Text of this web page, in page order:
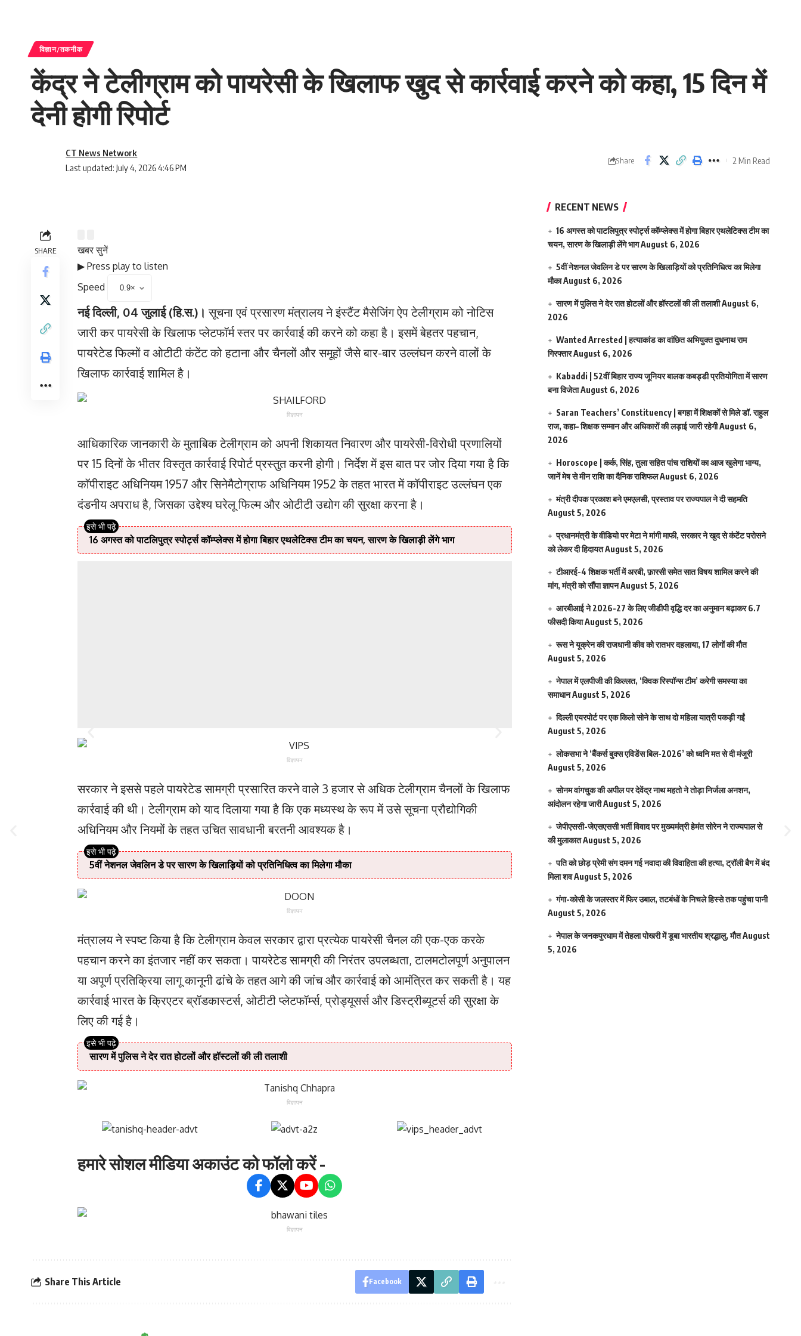
विज्ञान/तकनीक
केंद्र ने टेलीग्राम को पायरेसी के खिलाफ खुद से कार्रवाई करने को कहा, 15 दिन में
देनी होगी रिपोर्ट
Last updated: July 4, 2026 4:46 PM
CT News Network
Share 2 Min Read
SHARE
खबर सुनें
▶ Press play to listen
Speed
नई दिल्ली, 04 जुलाई (हि.स.)। सूचना एवं प्रसारण मंत्रालय ने इंस्टैंट मैसेजिंग ऐप टेलीग्राम को नोटिस
जारी कर पायरेसी के खिलाफ प्लेटफॉर्म स्तर पर कार्रवाई की करने को कहा है। इसमें बेहतर पहचान,
पायरेटेड फिल्मों व ओटीटी कंटेंट को हटाना और चैनलों और समूहों जैसे बार-बार उल्लंघन करने वालों के
खिलाफ कार्रवाई शामिल है।
विज्ञापन
आधिकारिक जानकारी के मुताबिक टेलीग्राम को अपनी शिकायत निवारण और पायरेसी-विरोधी प्रणालियों
पर 15 दिनों के भीतर विस्तृत कार्रवाई रिपोर्ट प्रस्तुत करनी होगी। निर्देश में इस बात पर जोर दिया गया है कि
कॉपीराइट अधिनियम 1957 और सिनेमैटोग्राफ अधिनियम 1952 के तहत भारत में कॉपीराइट उल्लंघन एक
दंडनीय अपराध है, जिसका उद्देश्य घरेलू फिल्म और ओटीटी उद्योग की सुरक्षा करना है।
16 अगस्त को पाटलिपुत्र स्पोर्ट्स कॉम्प्लेक्स में होगा बिहार एथलेटिक्स टीम का चयन, सारण के खिलाड़ी लेंगे भाग
विज्ञापन
सरकार ने इससे पहले पायरेटेड सामग्री प्रसारित करने वाले 3 हजार से अधिक टेलीग्राम चैनलों के खिलाफ
कार्रवाई की थी। टेलीग्राम को याद दिलाया गया है कि एक मध्यस्थ के रूप में उसे सूचना प्रौद्योगिकी
अधिनियम और नियमों के तहत उचित सावधानी बरतनी आवश्यक है।
5वीं नेशनल जेवलिन डे पर सारण के खिलाड़ियों को प्रतिनिधित्व का मिलेगा मौका
विज्ञापन
मंत्रालय ने स्पष्ट किया है कि टेलीग्राम केवल सरकार द्वारा प्रत्येक पायरेसी चैनल की एक-एक करके
पहचान करने का इंतजार नहीं कर सकता। पायरेटेड सामग्री की निरंतर उपलब्धता, टालमटोलपूर्ण अनुपालन
या अपूर्ण प्रतिक्रिया लागू कानूनी ढांचे के तहत आगे की जांच और कार्रवाई को आमंत्रित कर सकती है। यह
कार्रवाई भारत के क्रिएटर ब्रॉडकास्टर्स, ओटीटी प्लेटफॉर्म्स, प्रोड्यूसर्स और डिस्ट्रीब्यूटर्स की सुरक्षा के
लिए की गई है।
सारण में पुलिस ने देर रात होटलों और हॉस्टलों की ली तलाशी
विज्ञापन
हमारे सोशल मीडिया अकाउंट को फॉलो करें -
विज्ञापन
Share This Article Facebook
RECENT NEWS
16 अगस्त को पाटलिपुत्र स्पोर्ट्स कॉम्प्लेक्स में होगा बिहार एथलेटिक्स टीम का
चयन, सारण के खिलाड़ी लेंगे भागAugust 6, 2026
5वीं नेशनल जेवलिन डे पर सारण के खिलाड़ियों को प्रतिनिधित्व का मिलेगा
मौकाAugust 6, 2026
सारण में पुलिस ने देर रात होटलों और हॉस्टलों की ली तलाशीAugust 6,
2026
Wanted Arrested | हत्याकांड का वांछित अभियुक्त दुधनाथ राम
गिरफ्तारAugust 6, 2026
Kabaddi | 52वीं बिहार राज्य जूनियर बालक कबड्डी प्रतियोगिता में सारण
बना विजेताAugust 6, 2026
Saran Teachers’ Constituency | बगहा में शिक्षकों से मिले डॉ. राहुल
राज, कहा– शिक्षक सम्मान और अधिकारों की लड़ाई जारी रहेगीAugust 6,
2026
Horoscope | कर्क, सिंह, तुला सहित पांच राशियों का आज खुलेगा भाग्य,
जानें मेष से मीन राशि का दैनिक राशिफलAugust 6, 2026
मंत्री दीपक प्रकाश बने एमएलसी, प्रस्ताव पर राज्यपाल ने दी सहमति
August 5, 2026
प्रधानमंत्री के वीडियो पर मेटा ने मांगी माफी, सरकार ने खुद से कंटेंट परोसने
को लेकर दी हिदायतAugust 5, 2026
टीआरई-4 शिक्षक भर्ती में अरबी, फ़ारसी समेत सात विषय शामिल करने की
मांग, मंत्री को सौंपा ज्ञापनAugust 5, 2026
आरबीआई ने 2026-27 के लिए जीडीपी वृद्धि दर का अनुमान बढ़ाकर 6.7
फीसदी कियाAugust 5, 2026
रूस ने यूक्रेन की राजधानी कीव को रातभर दहलाया, 17 लोगों की मौत
August 5, 2026
नेपाल में एलपीजी की किल्लत, ‘क्विक रिस्पॉन्स टीम’ करेगी समस्या का
समाधानAugust 5, 2026
दिल्ली एयरपोर्ट पर एक किलो सोने के साथ दो महिला यात्री पकड़ी गईं
August 5, 2026
लोकसभा ने ‘बैंकर्स बुक्स एविडेंस बिल-2026’ को ध्वनि मत से दी मंजूरी
August 5, 2026
सोनम वांगचुक की अपील पर देवेंद्र नाथ महतो ने तोड़ा निर्जला अनशन,
आंदोलन रहेगा जारीAugust 5, 2026
जेपीएससी-जेएसएससी भर्ती विवाद पर मुख्यमंत्री हेमंत सोरेन ने राज्यपाल से
की मुलाकातAugust 5, 2026
पति को छोड़ प्रेमी संग दमन गई नवादा की विवाहिता की हत्या, ट्रॉली बैग में बंद
मिला शवAugust 5, 2026
गंगा-कोसी के जलस्तर में फिर उबाल, तटबंधों के निचले हिस्से तक पहुंचा पानी
August 5, 2026
नेपाल के जनकपुरधाम में तेहला पोखरी में डूबा भारतीय श्रद्धालु, मौतAugust
5, 2026